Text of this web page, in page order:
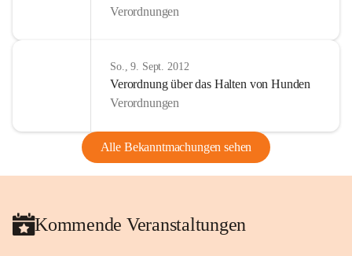
Verordnungen
So., 9. Sept. 2012
Verordnung über das Halten von Hunden
Verordnungen
Alle Bekanntmachungen sehen
Kommende Veranstaltungen